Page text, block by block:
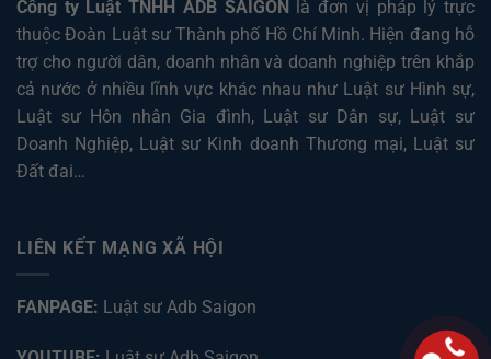
Công ty Luật TNHH ADB SAIGONlà đơn vị pháp lý trực
thuộc Đoàn Luật sư Thành phố Hồ Chí Minh. Hiện đang hỗ
trợ cho người dân, doanh nhân và doanh nghiệp trên khắp
cả nước ở nhiều lĩnh vực khác nhau như Luật sư Hình sự,
Luật sư Hôn nhân Gia đình, Luật sư Dân sự, Luật sư
Doanh Nghiệp, Luật sư Kinh doanh Thương mại, Luật sư
Đất đai…
LIÊN KẾT MẠNG XÃ HỘI
FANPAGE: Luật sư Adb Saigon